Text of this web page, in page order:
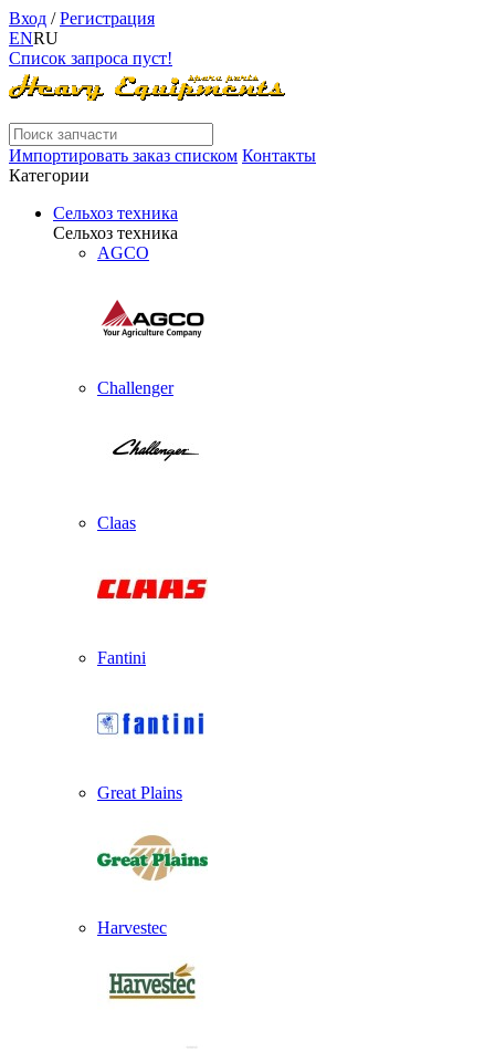
Вход /Регистрация
ENRU
Список запроса пуст!
Импортировать заказ списком Контакты
Категории
Сельхоз техника
Сельхоз техника
AGCO
Challenger
Claas
Fantini
Great Plains
Harvestec